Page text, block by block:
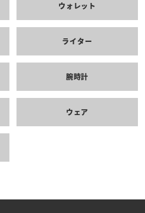
ウォレット
ライター
腕時計
ウェア